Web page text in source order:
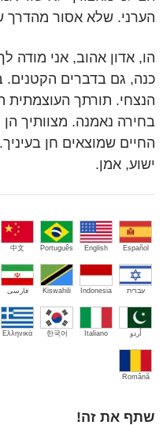
הערני. שלא אסור מהדרך
הו, אדון אהוב, אני מודה
כנה, גם בדברים הקטנים.
הנצחי. תורתך
בחירה נאמנה. מצוותיך
החיים שמוצאים חן
ישוע, אמן.
Español
English
Português
中文
עברית Indonesia
Kiswahili فارسی
اُردو Italiano
한국어
Ελληνικά
Română
שתף את זה!